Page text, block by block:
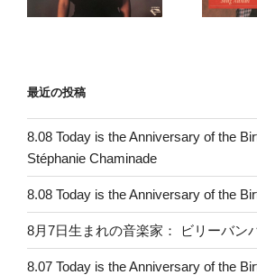
最近の投稿
8.08 Today is the Anniversary of the
Stéphanie Chaminade
8.08 Today is the Anniversary of the
8月7日生まれの音楽家： ビリーバ
8.07 Today is the Anniversary of the